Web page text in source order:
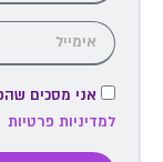
אני מסכים
למדיניות פרטיות